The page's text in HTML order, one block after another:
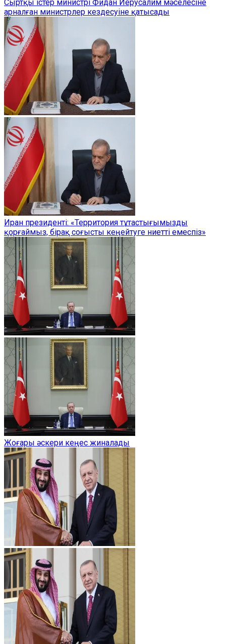
Сыртқы істер министрі Фидан Иерусалим мәселесіне
арналған министрлер кездесуіне қатысады
Иран президенті: «Территория тұтастығымызды
қорғаймыз, бірақ соғысты кеңейтуге ниетті емеспіз»
Жоғары әскери кеңес жиналады